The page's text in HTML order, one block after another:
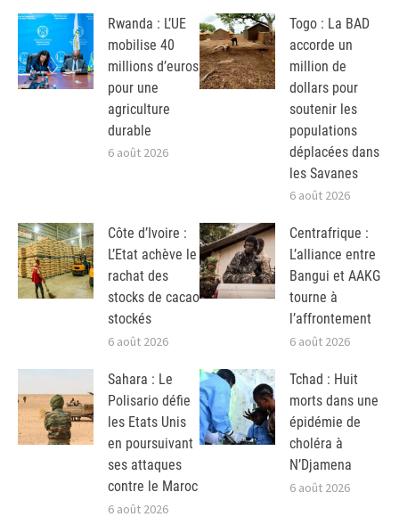
Rwanda : L’UE
mobilise 40
millions d’euros
pour une
agriculture
durable
6 août 2026
Togo : La BAD
accorde un
million de
dollars pour
soutenir les
populations
déplacées dans
les Savanes
6 août 2026
Côte d’Ivoire :
L’Etat achève le
rachat des
stocks de cacao
stockés
6 août 2026
Centrafrique :
L’alliance entre
Bangui et AAKG
tourne à
l’affrontement
6 août 2026
Sahara : Le
Polisario défie
les Etats Unis
en poursuivant
ses attaques
contre le Maroc
6 août 2026
Tchad : Huit
morts dans une
épidémie de
choléra à
N’Djamena
6 août 2026